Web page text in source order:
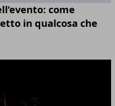
come
in qualcosa che